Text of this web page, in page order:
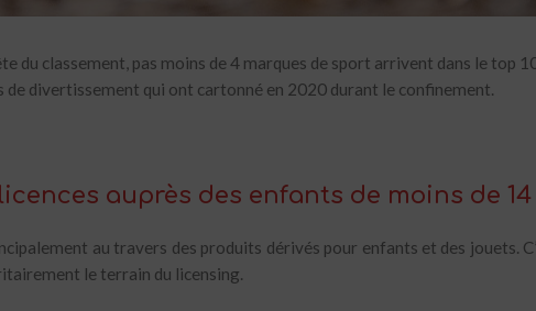
du classement, pas moins de 4 marques de sport arrivent dans le top
de divertissement qui ont cartonné en 2020 durant le confinement.
auprès des enfants de moins de 14
au travers des produits dérivés pour enfants et des jouets.
le terrain du licensing.